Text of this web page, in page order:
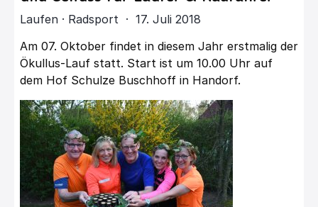
Laufen · Radsport · 17. Juli 2018
Am 07. Oktober findet in diesem Jahr erstmalig der
Ökullus-Lauf statt. Start ist um 10.00 Uhr auf
dem Hof Schulze Buschhoff in Handorf.